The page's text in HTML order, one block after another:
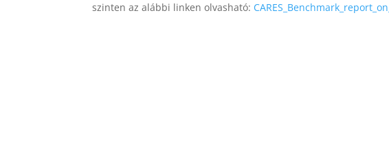
szinten az alábbi linken olvasható: